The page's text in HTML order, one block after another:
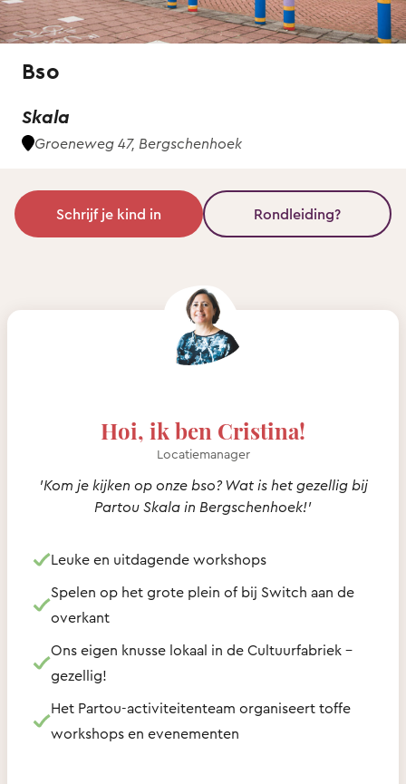
Bso
Skala
Groeneweg 47, Bergschenhoek
Schrijf je kind in Rondleiding?
Hoi, ik ben Cristina!
Locatiemanager
’Kom je kijken op onze bso? Wat is het gezellig bij
Partou Skala in Bergschenhoek!’
Leuke en uitdagende workshops
Spelen op het grote plein of bij Switch aan de
overkant
Ons eigen knusse lokaal in de Cultuurfabriek –
gezellig!
Het Partou-activiteitenteam organiseert toffe
workshops en evenementen